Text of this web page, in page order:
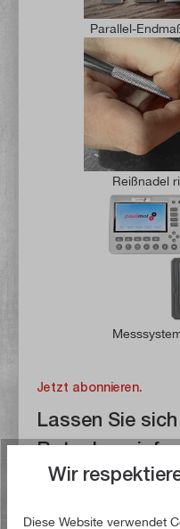
Parallel-
Reißnadel
Jetzt abonnieren.
Lassen Sie
Ratgebern
Sie möchten gerne von
Wir
Diese Website verwendet